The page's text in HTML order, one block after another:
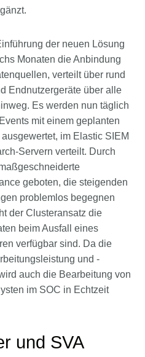
der neuen Lösung
Monaten die Anbindung
verteilt über rund
Endnutzergeräte über alle
Es werden nun täglich
mit einem geplanten
im Elastic SIEM
Servern verteilt. Durch
geboten, die steigenden
problemlos begegnen
der Clusteransatz die
beim Ausfall eines
verfügbar sind. Da die
und -
auch die Bearbeitung von
im SOC in Echtzeit
und SVA